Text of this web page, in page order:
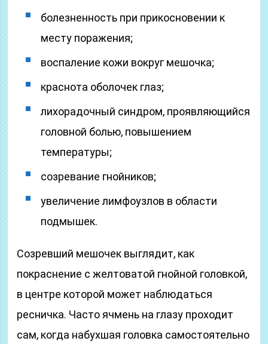
болезненность при прикосновении к
месту поражения;
воспаление кожи вокруг мешочка;
краснота оболочек глаз;
лихорадочный синдром, проявляющийся
головной болью, повышением
температуры;
созревание гнойников;
увеличение лимфоузлов в области
подмышек.
Созревший мешочек выглядит, как
покраснение с желтоватой гнойной головкой,
в центре которой может наблюдаться
ресничка. Часто ячмень на глазу проходит
сам, когда набухшая головка самостоятельно